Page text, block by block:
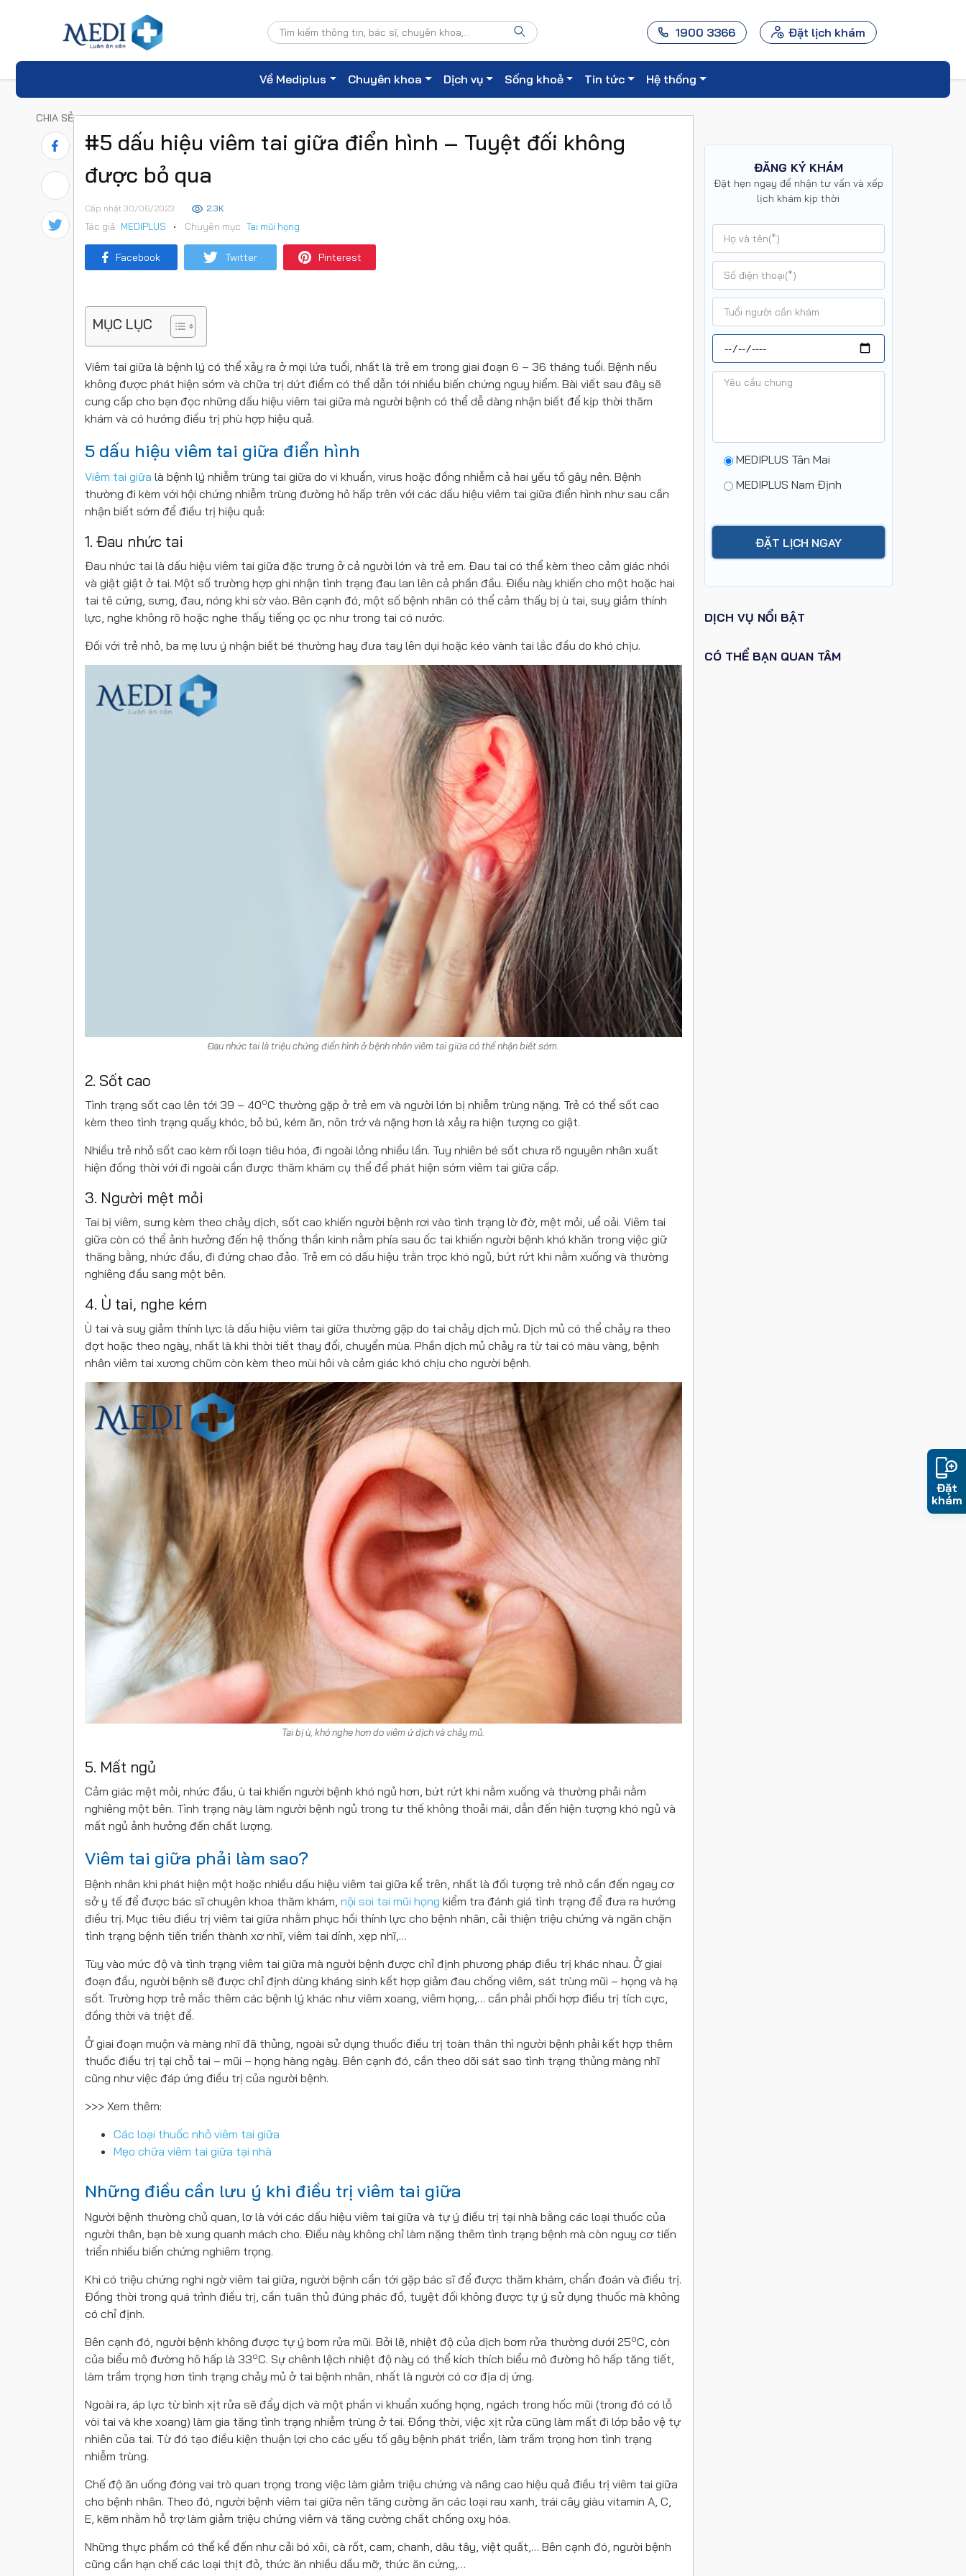
1900 3366 Đặt lịch khám
Về Mediplus Chuyên khoa Dịch vụ Sống khoẻ Tin tức Hệ thống
#5 dấu hiệu viêm tai giữa điển hình – Tuyệt đối không
được bỏ qua
Cập nhật 30/06/2023 2.3K
Tác giả: MEDIPLUS • Chuyên mục: Tai mũi họng
Facebook Twitter Pinterest
MỤC LỤC
Viêm tai giữa là bệnh lý có thể xảy ra ở mọi lứa tuổi, nhất là trẻ em trong giai đoạn 6 – 36 tháng tuổi. Bệnh nếu
không được phát hiện sớm và chữa trị dứt điểm có thể dẫn tới nhiều biến chứng nguy hiểm. Bài viết sau đây sẽ
cung cấp cho bạn đọc những dấu hiệu viêm tai giữa mà người bệnh có thể dễ dàng nhận biết để kịp thời thăm
khám và có hướng điều trị phù hợp hiệu quả.
5 dấu hiệu viêm tai giữa điển hình
Viêm tai giữa là bệnh lý nhiễm trùng tai giữa do vi khuẩn, virus hoặc đồng nhiễm cả hai yếu tố gây nên. Bệnh
thường đi kèm với hội chứng nhiễm trùng đường hô hấp trên với các dấu hiệu viêm tai giữa điển hình như sau cần
nhận biết sớm để điều trị hiệu quả:
1. Đau nhức tai
Đau nhức tai là dấu hiệu viêm tai giữa đặc trưng ở cả người lớn và trẻ em. Đau tai có thể kèm theo cảm giác nhói
và giật giật ở tai. Một số trường hợp ghi nhận tình trạng đau lan lên cả phần đầu. Điều này khiến cho một hoặc hai
tai tê cứng, sưng, đau, nóng khi sờ vào. Bên cạnh đó, một số bệnh nhân có thể cảm thấy bị ù tai, suy giảm thính
lực, nghe không rõ hoặc nghe thấy tiếng ọc ọc như trong tai có nước.
Đối với trẻ nhỏ, ba mẹ lưu ý nhận biết bé thường hay đưa tay lên dụi hoặc kéo vành tai lắc đầu do khó chịu.
Đau nhức tai là triệu chứng điển hình ở bệnh nhân viêm tai giữa có thể nhận biết sớm.
2. Sốt cao
Tình trạng sốt cao lên tới 39 – 40oC thường gặp ở trẻ em và người lớn bị nhiễm trùng nặng. Trẻ có thể sốt cao
kèm theo tình trạng quấy khóc, bỏ bú, kém ăn, nôn trớ và nặng hơn là xảy ra hiện tượng co giật.
Nhiều trẻ nhỏ sốt cao kèm rối loạn tiêu hóa, đi ngoài lỏng nhiều lần. Tuy nhiên bé sốt chưa rõ nguyên nhân xuất
hiện đồng thời với đi ngoài cần được thăm khám cụ thể để phát hiện sớm viêm tai giữa cấp.
3. Người mệt mỏi
Tai bị viêm, sưng kèm theo chảy dịch, sốt cao khiến người bệnh rơi vào tình trạng lờ đờ, mệt mỏi, uể oải. Viêm tai
giữa còn có thể ảnh hưởng đến hệ thống thần kinh nằm phía sau ốc tai khiến người bệnh khó khăn trong việc giữ
thăng bằng, nhức đầu, đi đứng chao đảo. Trẻ em có dấu hiệu trằn trọc khó ngủ, bứt rứt khi nằm xuống và thường
nghiêng đầu sang một bên.
4. Ù tai, nghe kém
Ù tai và suy giảm thính lực là dấu hiệu viêm tai giữa thường gặp do tai chảy dịch mủ. Dịch mủ có thể chảy ra theo
đợt hoặc theo ngày, nhất là khi thời tiết thay đổi, chuyển mùa. Phần dịch mủ chảy ra từ tai có màu vàng, bệnh
nhân viêm tai xương chũm còn kèm theo mùi hôi và cảm giác khó chịu cho người bệnh.
Tai bị ù, khó nghe hơn do viêm ứ dịch và chảy mủ.
5. Mất ngủ
Cảm giác mệt mỏi, nhức đầu, ù tai khiến người bệnh khó ngủ hơn, bứt rứt khi nằm xuống và thường phải nằm
nghiêng một bên. Tình trạng này làm người bệnh ngủ trong tư thế không thoải mái, dẫn đến hiện tượng khó ngủ và
mất ngủ ảnh hưởng đến chất lượng.
Viêm tai giữa phải làm sao?
Bệnh nhân khi phát hiện một hoặc nhiều dấu hiệu viêm tai giữa kể trên, nhất là đối tượng trẻ nhỏ cần đến ngay cơ
sở y tế để được bác sĩ chuyên khoa thăm khám, nội soi tai mũi họng kiểm tra đánh giá tình trạng để đưa ra hướng
điều trị. Mục tiêu điều trị viêm tai giữa nhằm phục hồi thính lực cho bệnh nhân, cải thiện triệu chứng và ngăn chặn
tình trạng bệnh tiến triển thành xơ nhĩ, viêm tai dính, xẹp nhĩ,…
Tùy vào mức độ và tình trạng viêm tai giữa mà người bệnh được chỉ định phương pháp điều trị khác nhau. Ở giai
đoạn đầu, người bệnh sẽ được chỉ định dùng kháng sinh kết hợp giảm đau chống viêm, sát trùng mũi – họng và hạ
sốt. Trường hợp trẻ mắc thêm các bệnh lý khác như viêm xoang, viêm họng,… cần phải phối hợp điều trị tích cực,
đồng thời và triệt để.
Ở giai đoạn muộn và màng nhĩ đã thủng, ngoài sử dụng thuốc điều trị toàn thân thì người bệnh phải kết hợp thêm
thuốc điều trị tại chỗ tai – mũi – họng hàng ngày. Bên cạnh đó, cần theo dõi sát sao tình trạng thủng màng nhĩ
cũng như việc đáp ứng điều trị của người bệnh.
>>> Xem thêm:
Các loại thuốc nhỏ viêm tai giữa
Mẹo chữa viêm tai giữa tại nhà
Những điều cần lưu ý khi điều trị viêm tai giữa
Người bệnh thường chủ quan, lơ là với các dấu hiệu viêm tai giữa và tự ý điều trị tại nhà bằng các loại thuốc của
người thân, bạn bè xung quanh mách cho. Điều này không chỉ làm nặng thêm tình trạng bệnh mà còn nguy cơ tiến
triển nhiều biến chứng nghiêm trọng.
Khi có triệu chứng nghi ngờ viêm tai giữa, người bệnh cần tới gặp bác sĩ để được thăm khám, chẩn đoán và điều trị.
Đồng thời trong quá trình điều trị, cần tuân thủ đúng phác đồ, tuyệt đối không được tự ý sử dụng thuốc mà không
có chỉ định.
Bên cạnh đó, người bệnh không được tự ý bơm rửa mũi. Bởi lẽ, nhiệt độ của dịch bơm rửa thường dưới 25oC, còn
của biểu mô đường hô hấp là 33oC. Sự chênh lệch nhiệt độ này có thể kích thích biểu mô đường hô hấp tăng tiết,
làm trầm trọng hơn tình trạng chảy mủ ở tai bệnh nhân, nhất là người có cơ địa dị ứng.
Ngoài ra, áp lực từ bình xịt rửa sẽ đẩy dịch và một phần vi khuẩn xuống họng, ngách trong hốc mũi (trong đó có lỗ
vòi tai và khe xoang) làm gia tăng tình trạng nhiễm trùng ở tai. Đồng thời, việc xịt rửa cũng làm mất đi lớp bảo vệ tự
nhiên của tai. Từ đó tạo điều kiện thuận lợi cho các yếu tố gây bệnh phát triển, làm trầm trọng hơn tình trạng
nhiễm trùng.
Chế độ ăn uống đóng vai trò quan trọng trong việc làm giảm triệu chứng và nâng cao hiệu quả điều trị viêm tai giữa
cho bệnh nhân. Theo đó, người bệnh viêm tai giữa nên tăng cường ăn các loại rau xanh, trái cây giàu vitamin A, C,
E, kẽm nhằm hỗ trợ làm giảm triệu chứng viêm và tăng cường chất chống oxy hóa.
Những thực phẩm có thể kể đến như cải bó xôi, cà rốt, cam, chanh, dâu tây, việt quất,… Bên cạnh đó, người bệnh
cũng cần hạn chế các loại thịt đỏ, thức ăn nhiều dầu mỡ, thức ăn cứng,…
ĐĂNG KÝ KHÁM
Đặt hẹn ngay để nhận tư vấn và xếp
lịch khám kịp thời
MEDIPLUS Tân Mai
MEDIPLUS Nam Định
DỊCH VỤ NỔI BẬT
CÓ THỂ BẠN QUAN TÂM
CHIA SẺ
Đặt
khám